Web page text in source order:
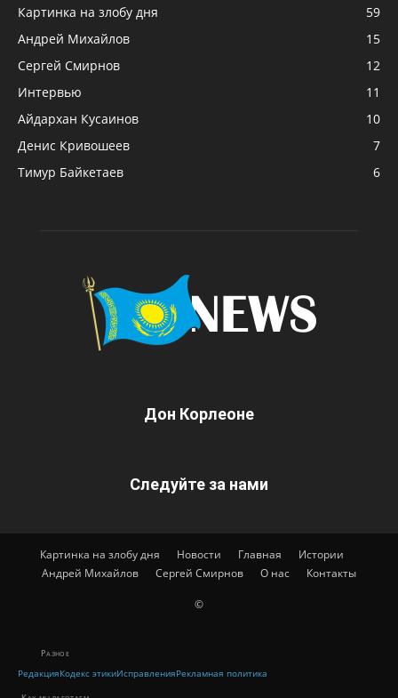
Картинка на злобу дня
59
Андрей Михайлов
15
Сергей Смирнов
12
Интервью
11
Айдархан Кусаинов
10
Денис Кривошеев
7
Тимур Байкетаев
6
Дон Корлеоне
Следуйте за нами
Картинка на злобу дня Новости Главная
Истории
Андрей Михайлов
Сергей Смирнов О нас Контакты
©
Разное
РедакцияКодекс этикиИсправленияРекламная политика